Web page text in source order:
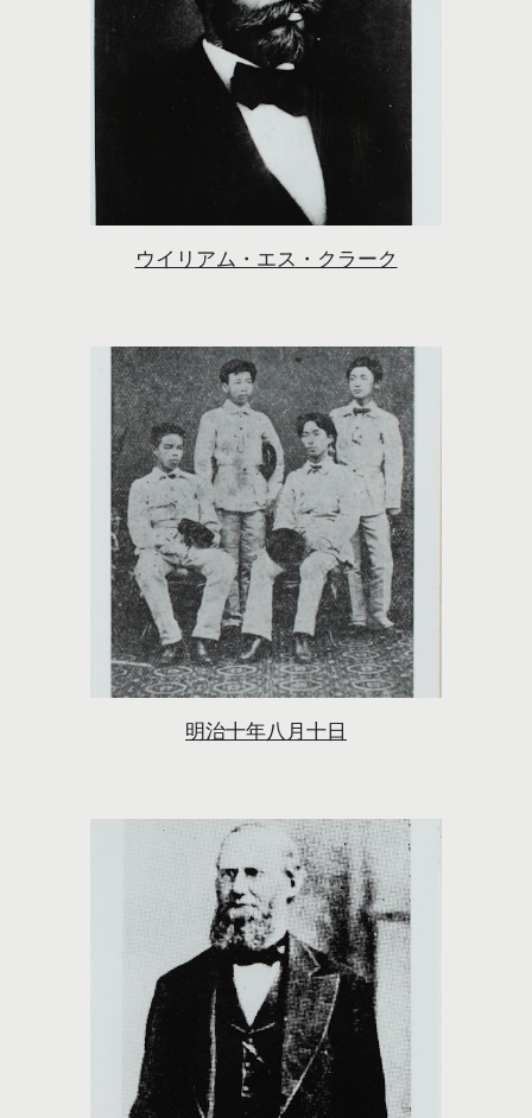
ウイリアム・エス・クラーク
明治十年八月十日